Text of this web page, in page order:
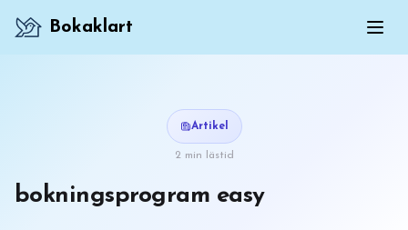
Bokaklart
Artikel
2 min lästid
bokningsprogram easy